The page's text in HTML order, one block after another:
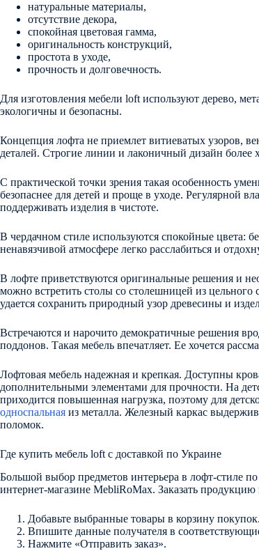
натуральные материалы,
отсутствие декора,
спокойная цветовая гамма,
оригинальность конструкций,
простота в уходе,
прочность и долговечность.
Для изготовления мебели loft используют дерево,
экологичны и безопасны.
Концепция лофта не приемлет витиеватых узоров,
деталей. Строгие линии и лаконичный дизайн более
С практической точки зрения такая особенность
безопаснее для детей и проще в уходе. Регулярной
поддерживать изделия в чистоте.
В чердачном стиле используются спокойные цвета:
ненавязчивой атмосфере легко расслабиться и
В лофте приветствуются оригинальные решения и
можно встретить столы со столешницей из цельного
удается сохранить природный узор древесины и
Встречаются и нарочито демократичные решения
поддонов. Такая мебель впечатляет. Ее хочется
Лофтовая мебель надежная и крепкая. Доступны
дополнительными элементами для прочности. На
приходится повышенная нагрузка, поэтому для
односпальная из металла. Железный каркас
поломок.
Где купить мебель loft с доставкой по Украине
Большой выбор предметов интерьера в лофт-стиле
интернет-магазине MebliRoMax. Заказать
Добавьте выбранные товары в корзину покупок.
Впишите данные получателя в
Нажмите «Отправить заказ».